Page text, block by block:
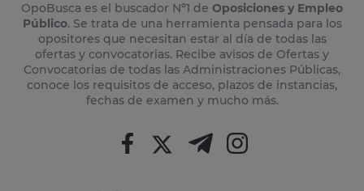
OpoBusca es el buscador Nº1 de Oposiciones y Empleo
Público. Se trata de una herramienta pensada para los
opositores que necesitan estar al día de todas las
ofertas y convocatorias. Recibe avisos de Ofertas y
Convocatorias de todas las Administraciones Públicas,
conoce los requisitos de acceso, plazos de instancias,
fechas de examen y mucho más.